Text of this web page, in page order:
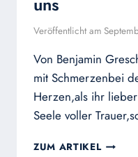
Veröffentlicht am
Von Benjamin
mit Schmerzenbei
Herzen,als ihr
Seele voller
ZUM ARTIKEL MUTTER